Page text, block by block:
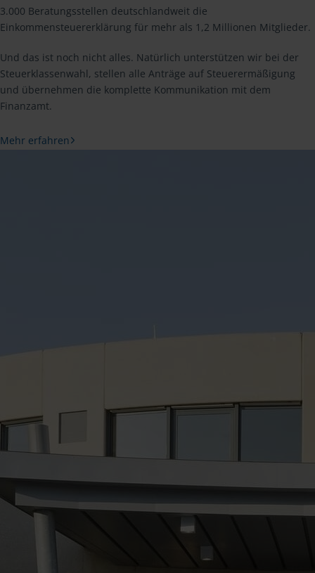
3.000 Beratungsstellen deutschlandweit die
Einkommensteuererklärung für mehr als 1,2 Millionen Mitglieder.
Und das ist noch nicht alles. Natürlich unterstützen wir bei der
Steuerklassenwahl, stellen alle Anträge auf Steuerermäßigung
und übernehmen die komplette Kommunikation mit dem
Finanzamt.
Mehr erfahren